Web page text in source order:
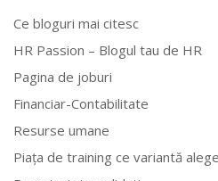
Ce bloguri mai citesc
HR Passion – Blogul tau de HR
Pagina de joburi
Financiar-Contabilitate
Resurse umane
Piața de training ce variantă